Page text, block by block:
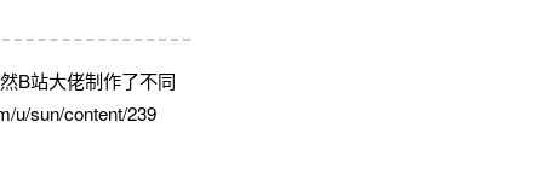
B站大佬制作了不同
u/sun/content/239